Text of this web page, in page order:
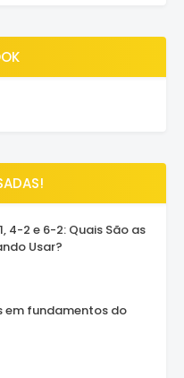
4-2 e 6-2: Quais São as
Usar?
em fundamentos do